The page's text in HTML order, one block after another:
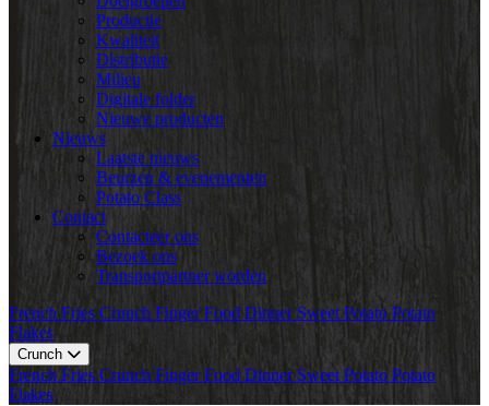
Productie
Kwaliteit
Distributie
Milieu
Digitale folder
Nieuwe producten
Nieuws
Laatste nieuws
Beurzen & evenementen
Potato Class
Contact
Contacteer ons
Bezoek ons
Transportpartner worden
French Fries Crunch Finger Food Dinner Sweet Potato Potato
Flakes
Crunch
French Fries Crunch Finger Food Dinner Sweet Potato Potato
Flakes